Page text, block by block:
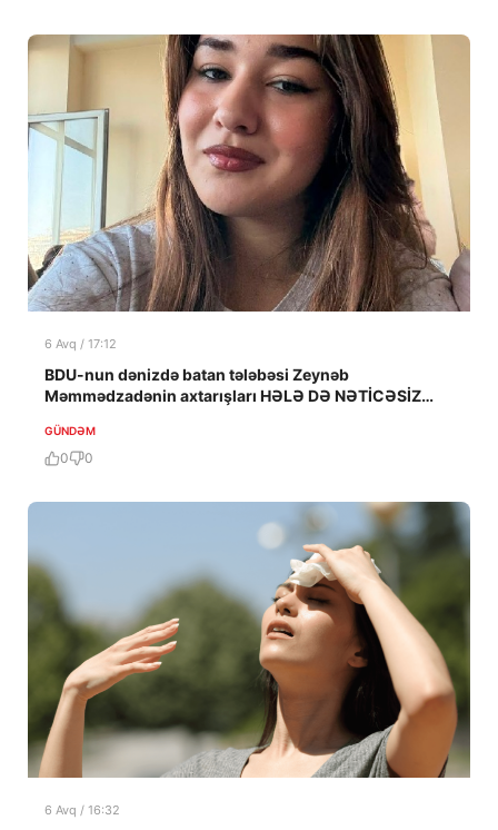
6 Avq / 17:12
BDU-nun dənizdə batan tələbəsi Zeynəb
Məmmədzadənin axtarışları HƏLƏ DƏ NƏTİCƏSİZ
GÜNDƏM
0 0
6 Avq / 16:32